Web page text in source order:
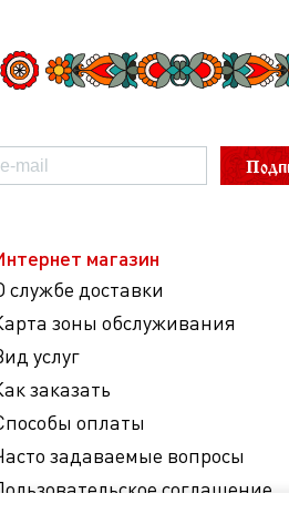
магазин
службе доставки
зоны обслуживания
услуг
заказать
оплаты
задаваемые вопросы
соглашение